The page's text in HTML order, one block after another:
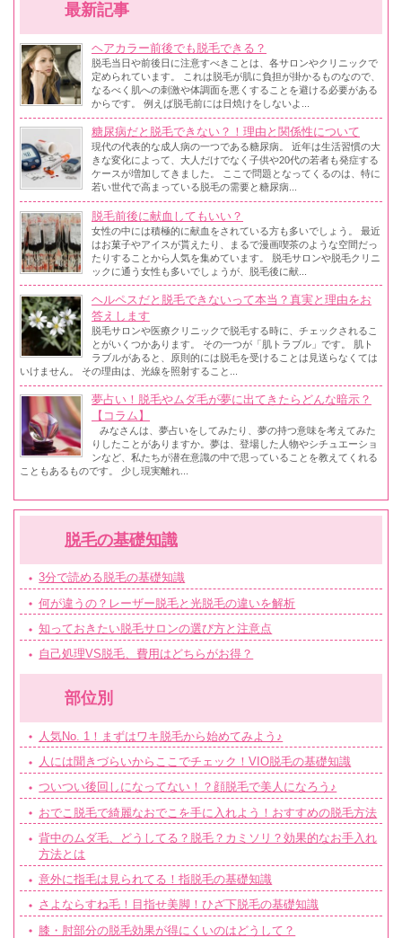
最新記事
ヘアカラー前後でも脱毛できる？
脱毛当日や前後日に注意すべきことは、各サロンやクリニックで
定められています。 これは脱毛が肌に負担が掛かるものなので、
なるべく肌への刺激や体調面を悪くすることを避ける必要がある
からです。 例えば脱毛前には日焼けをしないよ...
糖尿病だと脱毛できない？！理由と関係性について
現代の代表的な成人病の一つである糖尿病。 近年は生活習慣の大
きな変化によって、大人だけでなく子供や20代の若者も発症する
ケースが増加してきました。 ここで問題となってくるのは、特に
若い世代で高まっている脱毛の需要と糖尿病...
脱毛前後に献血してもいい？
女性の中には積極的に献血をされている方も多いでしょう。 最近
はお菓子やアイスが貰えたり、まるで漫画喫茶のような空間だっ
たりすることから人気を集めています。 脱毛サロンや脱毛クリニ
ックに通う女性も多いでしょうが、脱毛後に献...
ヘルペスだと脱毛できないって本当？真実と理由をお
答えします
脱毛サロンや医療クリニックで脱毛する時に、チェックされるこ
とがいくつかあります。 その一つが「肌トラブル」です。 肌ト
ラブルがあると、原則的には脱毛を受けることは見送らなくては
いけません。 その理由は、光線を照射すること...
夢占い！脱毛やムダ毛が夢に出てきたらどんな暗示？
【コラム】
みなさんは、夢占いをしてみたり、夢の持つ意味を考えてみた
りしたことがありますか。夢は、登場した人物やシチュエーショ
ンなど、私たちが潜在意識の中で思っていることを教えてくれる
こともあるものです。 少し現実離れ...
脱毛の基礎知識
3分で読める脱毛の基礎知識
何が違うの？レーザー脱毛と光脱毛の違いを解析
知っておきたい脱毛サロンの選び方と注意点
自己処理VS脱毛、費用はどちらがお得？
部位別
人気No. 1！まずはワキ脱毛から始めてみよう♪
人には聞きづらいからここでチェック！VIO脱毛の基礎知識
ついつい後回しになってない！？顔脱毛で美人になろう♪
おでこ脱毛で綺麗なおでこを手に入れよう！おすすめの脱毛方法
背中のムダ毛、どうしてる？脱毛？カミソリ？効果的なお手入れ
方法とは
意外に指毛は見られてる！指脱毛の基礎知識
さよならすね毛！目指せ美脚！ひざ下脱毛の基礎知識
膝・肘部分の脱毛効果が得にくいのはどうして？